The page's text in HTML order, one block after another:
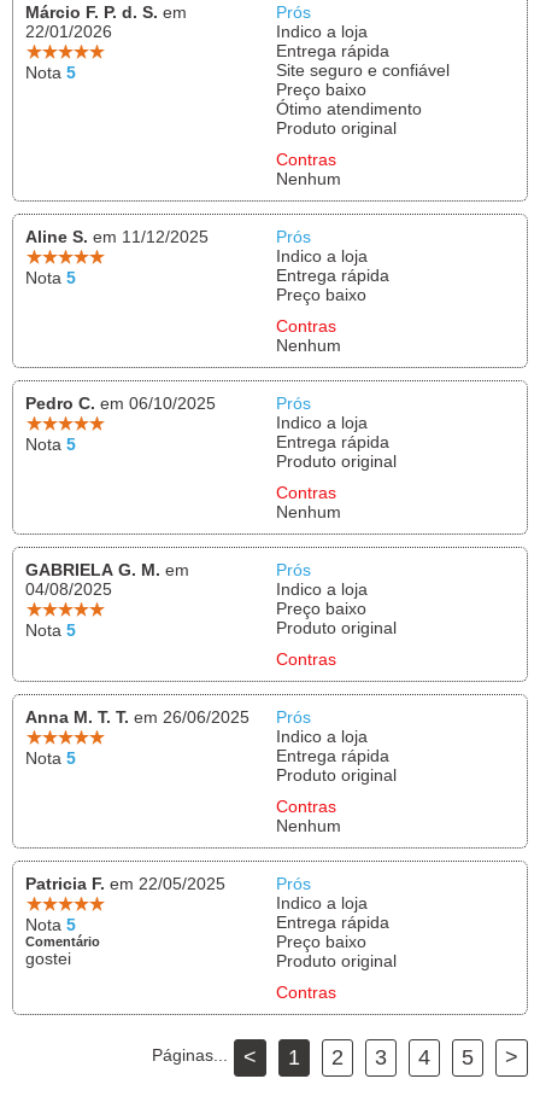
Márcio F. P. d. S. em
22/01/2026
Nota 5
Prós
Indico a loja
Entrega rápida
Site seguro e confiável
Preço baixo
Ótimo atendimento
Produto original
Contras
Nenhum
Aline S. em 11/12/2025
Nota 5
Prós
Indico a loja
Entrega rápida
Preço baixo
Contras
Nenhum
Pedro C. em 06/10/2025
Nota 5
Prós
Indico a loja
Entrega rápida
Produto original
Contras
Nenhum
GABRIELA G. M. em
04/08/2025
Nota 5
Prós
Indico a loja
Preço baixo
Produto original
Contras
Anna M. T. T. em 26/06/2025
Nota 5
Prós
Indico a loja
Entrega rápida
Produto original
Contras
Nenhum
Patricia F. em 22/05/2025
Nota 5
Comentário
gostei
Prós
Indico a loja
Entrega rápida
Preço baixo
Produto original
Contras
Páginas... < 1 2 3 4 5 >